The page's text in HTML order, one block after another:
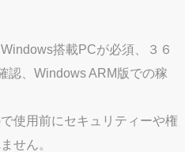
搭載PCが必須、３６
認、Windows ARM版での稼
使用前にセキュリティーや権
せん。